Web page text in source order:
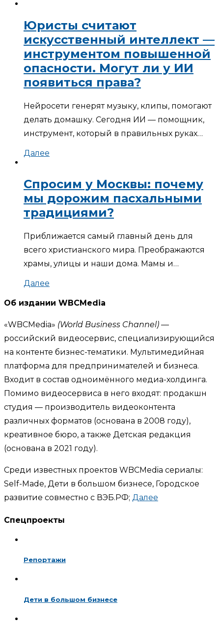
Юристы считают
искусственный интеллект —
инструментом повышенной
опасности. Могут ли у ИИ
появиться права?
Нейросети генерят музыку, клипы, помогают
делать домашку. Сегодня ИИ — помощник,
инструмент, который в правильных руках…
Далее
Спросим у Москвы: почему
мы дорожим пасхальными
традициями?
Приближается самый главный день для
всего христианского мира. Преображаются
храмы, улицы и наши дома. Мамы и…
Далее
Об издании WBCMedia
«WBCMedia» (World Business Channel) —
российский видеосервис, специализирующийся
на контенте бизнес-тематики. Мультимедийная
платформа для предпринимателей и бизнеса.
Входит в состав одноимённого медиа-холдинга.
Помимо видеосервиса в него входят: продакшн
студия — производитель видеоконтента
различных форматов (основана в 2008 году),
креативное бюро, а также Детская редакция
(основана в 2021 году).
Среди известных проектов WBCMedia сериалы:
Self-Made, Дети в большом бизнесе, Городское
развитие совместно с ВЭБ.РФ; Далее
Спецпроекты
Репортажи
Дети в большом бизнесе